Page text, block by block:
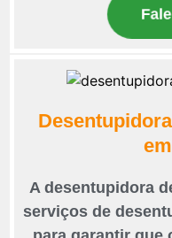
A desentupidora
serviços de